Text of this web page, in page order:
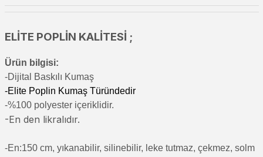
ELİTE POPLİN KALİTESİ ;
Ürün bilgisi:
-Dijital Baskılı Kumaş
-Elite Poplin Kumaş Türündedir
-%100 polyester içeriklidir.
-En den likralıdır.
-En:150 cm, yıkanabilir, silinebilir, leke tutmaz, çekmez, solm